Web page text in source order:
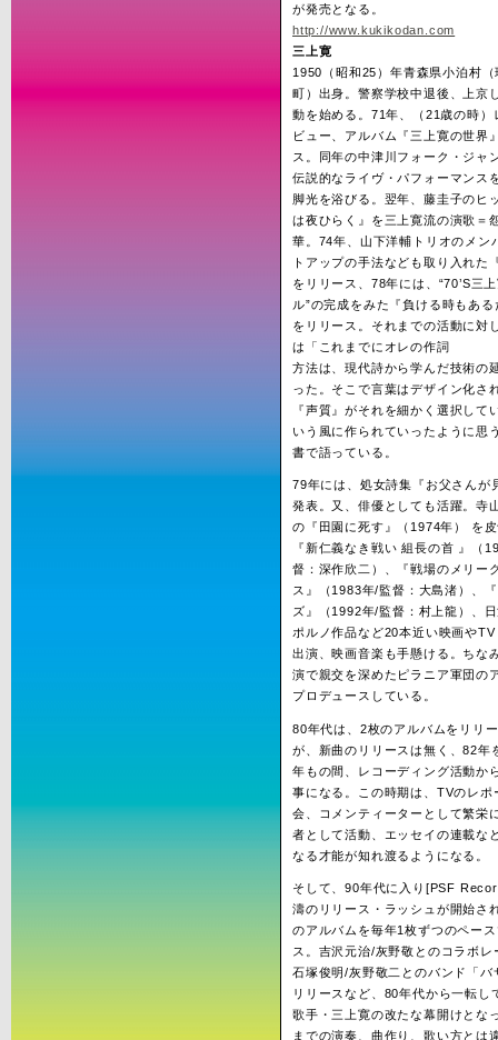
が発売となる。
http://www.kukikodan.com
三上寛
1950（昭和25）年青森県小泊村（
町）出身。警察学校中退後、上京
動を始める。71年、（21歳の時）
ビュー、アルバム『三上寛の世界
ス。同年の中津川フォーク・ジャ
伝説的なライヴ・パフォーマンス
脚光を浴びる。翌年、藤圭子のヒ
は夜ひらく』を三上寛流の演歌＝
華。74年、山下洋輔トリオのメン
トアップの手法なども取り入れた
をリリース、78年には、“70’S三
ル”の完成をみた『負ける時もある
をリリース。それまでの活動に対
は「これまでにオレの作詞
方法は、現代詩から学んだ技術の
った。そこで言葉はデザイン化さ
『声質』がそれを細かく選択して
いう風に作られていったように思
書で語っている。
79年には、処女詩集『お父さんが
発表。又、俳優としても活躍。寺
の『田園に死す』（1974年） を
『新仁義なき戦い 組長の首 』（
督：深作欣二）、『戦場のメリー
ス』（1983年/監督：大島渚）、
ズ』（1992年/監督：村上龍）、
ポルノ作品など20本近い映画や
出演、映画音楽も手懸ける。ちな
演で親交を深めたピラニア軍団の
プロデュースしている。
80年代は、2枚のアルバムをリリ
が、新曲のリリースは無く、82年
年もの間、レコーディング活動か
事になる。この時期は、TVのレポ
会、コメンティーターとして繁栄
者として活動、エッセイの連載な
なる才能が知れ渡るようになる。
そして、90年代に入り[PSF
濤のリリース・ラッシュが開始さ
のアルバムを毎年1枚ずつのペー
ス。吉沢元治/灰野敬とのコラボレ
石塚俊明/灰野敬二とのバンド「バ
リリースなど、80年代から一転し
歌手・三上寛の改たな幕開けとな
までの演奏、曲作り、歌い方とは